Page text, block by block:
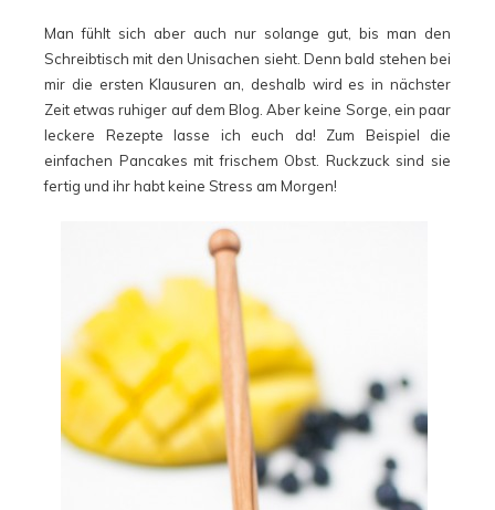
Man fühlt sich aber auch nur solange gut, bis man den
Schreibtisch mit den Unisachen sieht. Denn bald stehen bei
mir die ersten Klausuren an, deshalb wird es in nächster
Zeit etwas ruhiger auf dem Blog. Aber keine Sorge, ein paar
leckere Rezepte lasse ich euch da! Zum Beispiel die
einfachen Pancakes mit frischem Obst. Ruckzuck sind sie
fertig und ihr habt keine Stress am Morgen!